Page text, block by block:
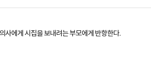
사에게 시집을 보내려는 부모에게 반항한다.